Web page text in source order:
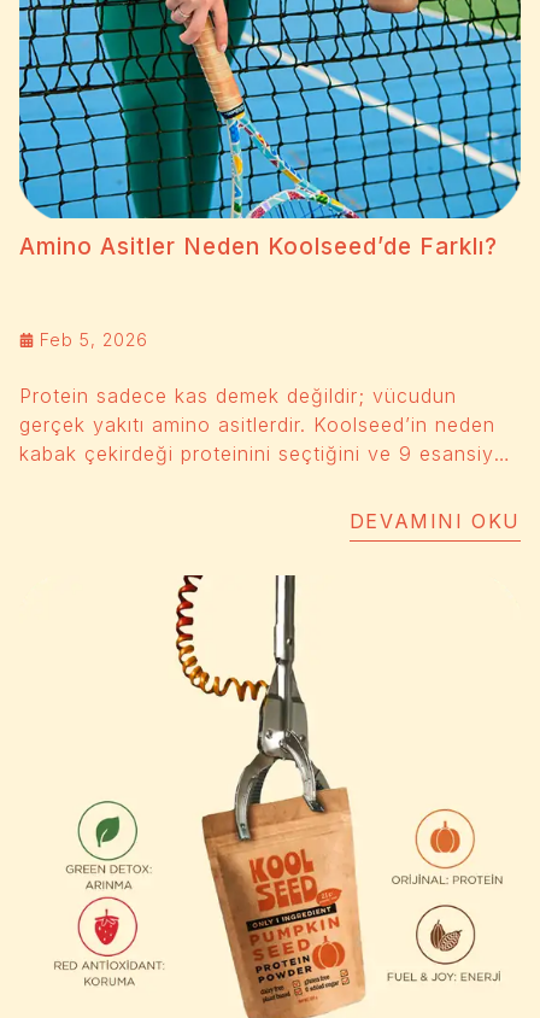
Amino Asitler Neden Koolseed’de Farklı?
Feb 5, 2026
Protein sadece kas demek değildir; vücudun
gerçek yakıtı amino asitlerdir. Koolseed’in neden
kabak çekirdeği proteinini seçtiğini ve 9 esansiyel
DEVAMINI OKU